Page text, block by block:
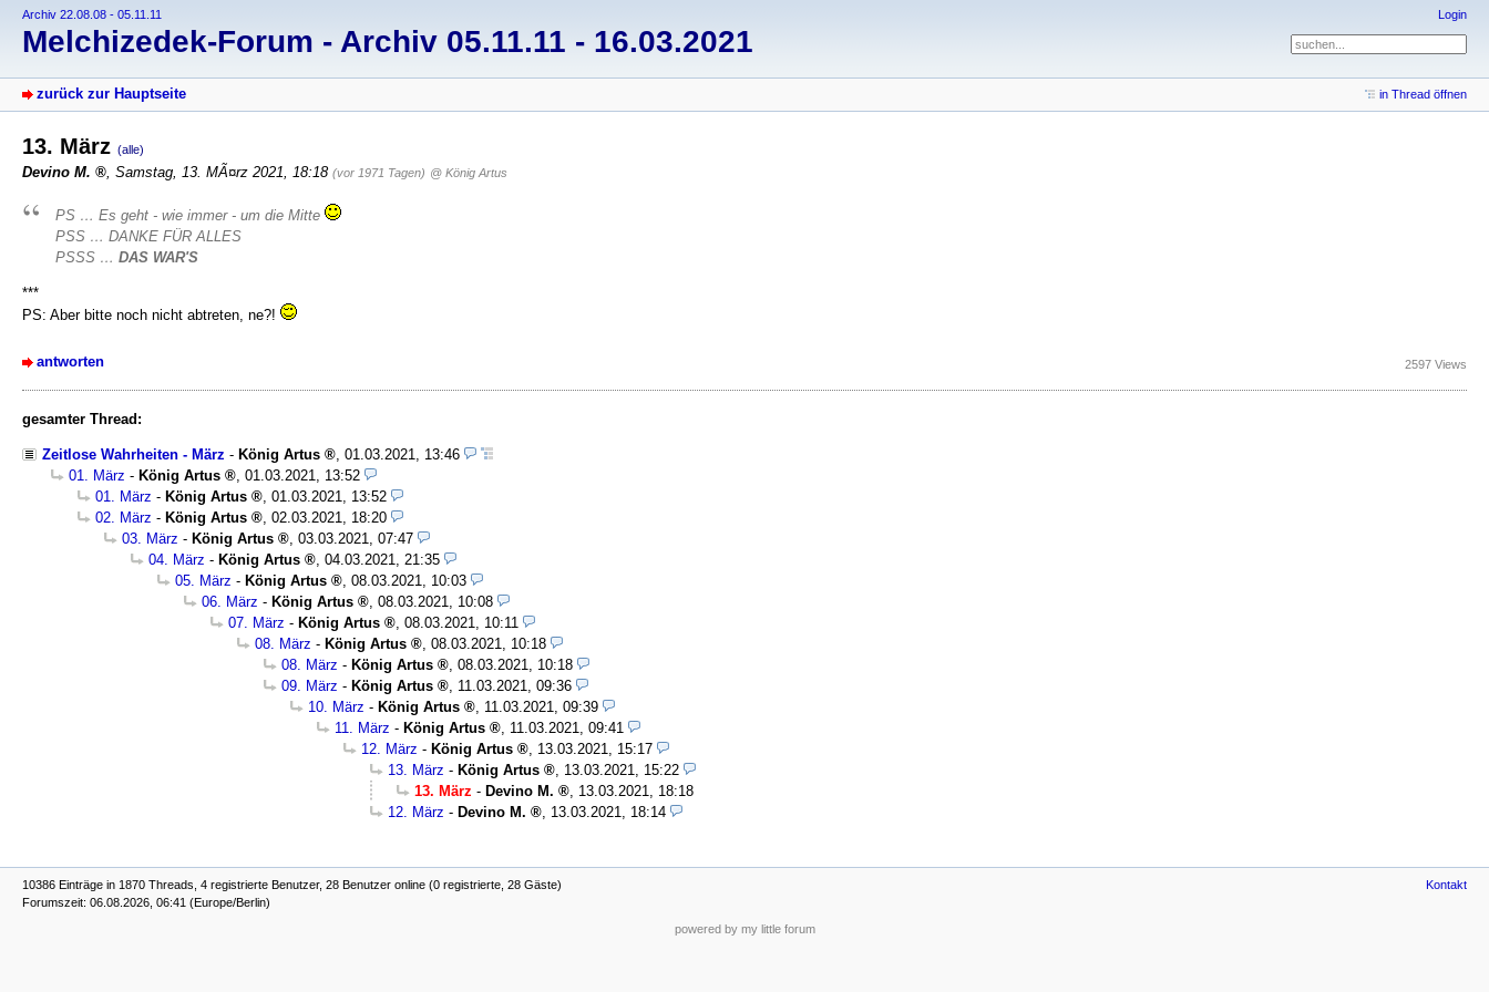
Archiv 22.08.08 - 05.11.11
Melchizedek-Forum - Archiv 05.11.11 - 16.03.2021
Login
zurück zur Hauptseite in Thread öffnen
13. März (alle)
Devino M. , Samstag, 13. MÃ¤rz 2021, 18:18 (vor 1971 Tagen) @ König Artus
PS … Es geht - wie immer - um die Mitte
PSS … DANKE FÜR ALLES
PSSS … DAS WAR'S
***
PS: Aber bitte noch nicht abtreten, ne?!
antworten 2597 Views
gesamter Thread:
Zeitlose Wahrheiten - März - König Artus , 01.03.2021, 13:46
01. März - König Artus , 01.03.2021, 13:52
01. März - König Artus , 01.03.2021, 13:52
02. März - König Artus , 02.03.2021, 18:20
03. März - König Artus , 03.03.2021, 07:47
04. März - König Artus , 04.03.2021, 21:35
05. März - König Artus , 08.03.2021, 10:03
06. März - König Artus , 08.03.2021, 10:08
07. März - König Artus , 08.03.2021, 10:11
08. März - König Artus , 08.03.2021, 10:18
08. März - König Artus , 08.03.2021, 10:18
09. März - König Artus , 11.03.2021, 09:36
10. März - König Artus , 11.03.2021, 09:39
11. März - König Artus , 11.03.2021, 09:41
12. März - König Artus , 13.03.2021, 15:17
13. März - König Artus , 13.03.2021, 15:22
13. März - Devino M. , 13.03.2021, 18:18
12. März - Devino M. , 13.03.2021, 18:14
10386 Einträge in 1870 Threads, 4 registrierte Benutzer, 28 Benutzer online (0 registrierte, 28 Gäste)
Forumszeit: 06.08.2026, 06:41 (Europe/Berlin)
Kontakt
powered by my little forum